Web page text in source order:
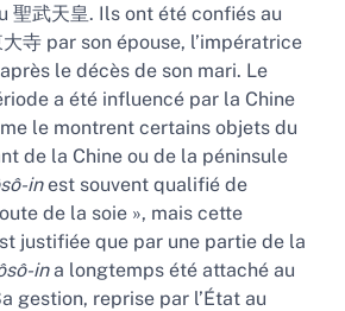
articolo
聖武天皇. Ils ont été confiés au
寺 par son épouse, l’impératrice
le décès de son mari. Le
a été influencé par la Chine
le montrent certains objets du
de la Chine ou de la péninsule
inest souvent qualifié de
de la soie », mais cette
justifiée que par une partie de la
ina longtemps été attaché au
gestion, reprise par l’État au